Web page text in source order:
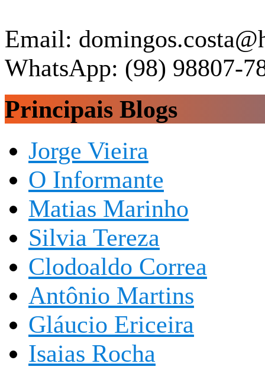
Email:
WhatsApp: (98) 98807-
Principais Blogs
Jorge Vieira
O Informante
Matias Marinho
Silvia Tereza
Clodoaldo Correa
Antônio Martins
Gláucio Ericeira
Isaias Rocha